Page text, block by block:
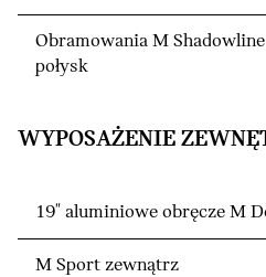
Obramowania M
połysk
WYPOSAŻENIE
19" aluminiowe obręcze M
M Sport zewnątrz